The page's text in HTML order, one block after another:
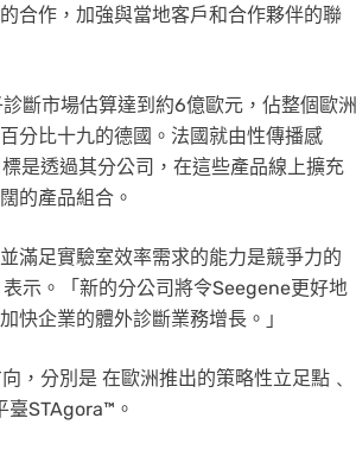
合作，加強與當地客戶和合作夥伴的聯
斷市場估算達到約6億歐元，佔整個歐洲
分比十九的德國。法國就由性傳播感
是透過其分公司，在這些產品線上擴充
的產品組合。
滿足實驗室效率需求的能力是競爭力的
示。「新的分公司將令Seegene更好地
快企業的體外診斷業務增長。」
，分別是 在歐洲推出的策略性立足點﹑
臺STAgora™。